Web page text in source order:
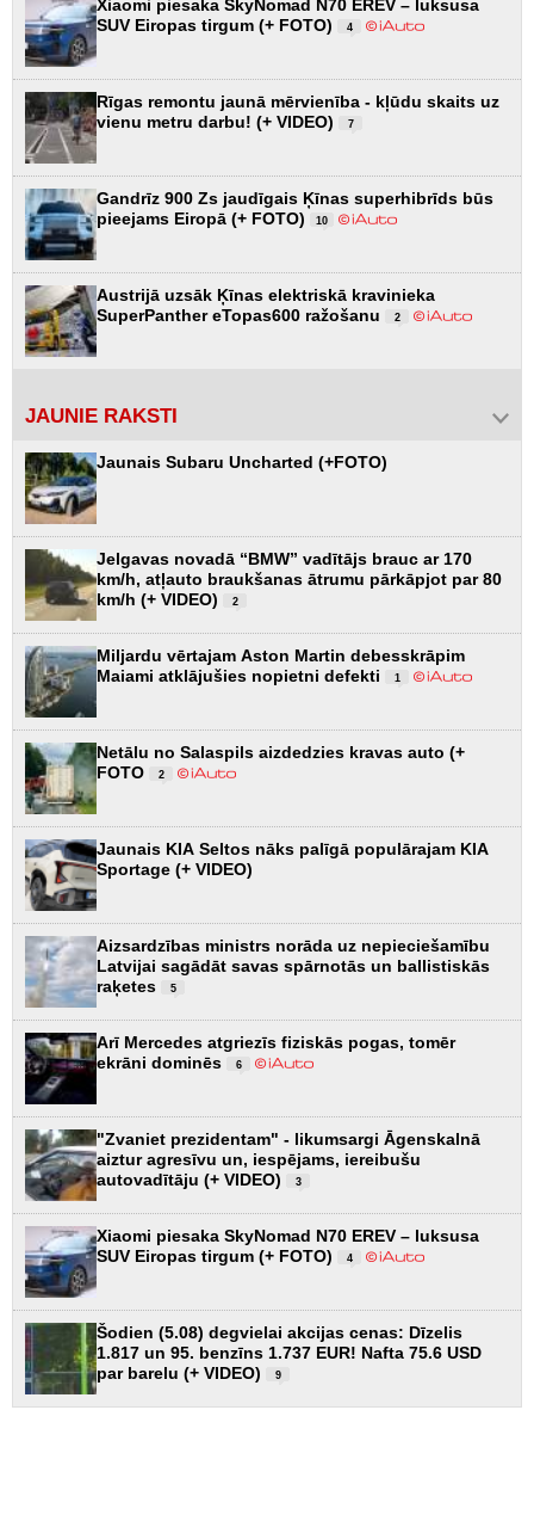
Xiaomi piesaka SkyNomad N70 EREV – luksusa
SUV Eiropas tirgum (+ FOTO)
4
Rīgas remontu jaunā mērvienība - kļūdu skaits uz
vienu metru darbu! (+ VIDEO)
7
Gandrīz 900 Zs jaudīgais Ķīnas superhibrīds būs
pieejams Eiropā (+ FOTO)
10
Austrijā uzsāk Ķīnas elektriskā kravinieka
SuperPanther eTopas600 ražošanu
2
JAUNIE RAKSTI
Jaunais Subaru Uncharted (+FOTO)
Jelgavas novadā “BMW” vadītājs brauc ar 170
km/h, atļauto braukšanas ātrumu pārkāpjot par 80
km/h (+ VIDEO)
2
Miljardu vērtajam Aston Martin debesskrāpim
Maiami atklājušies nopietni defekti
1
Netālu no Salaspils aizdedzies kravas auto (+
FOTO
2
Jaunais KIA Seltos nāks palīgā populārajam KIA
Sportage (+ VIDEO)
Aizsardzības ministrs norāda uz nepieciešamību
Latvijai sagādāt savas spārnotās un ballistiskās
raķetes
5
Arī Mercedes atgriezīs fiziskās pogas, tomēr
ekrāni dominēs
6
"Zvaniet prezidentam" - likumsargi Āgenskalnā
aiztur agresīvu un, iespējams, iereibušu
autovadītāju (+ VIDEO)
3
Xiaomi piesaka SkyNomad N70 EREV – luksusa
SUV Eiropas tirgum (+ FOTO)
4
Šodien (5.08) degvielai akcijas cenas: Dīzelis
1.817 un 95. benzīns 1.737 EUR! Nafta 75.6 USD
par barelu (+ VIDEO)
9